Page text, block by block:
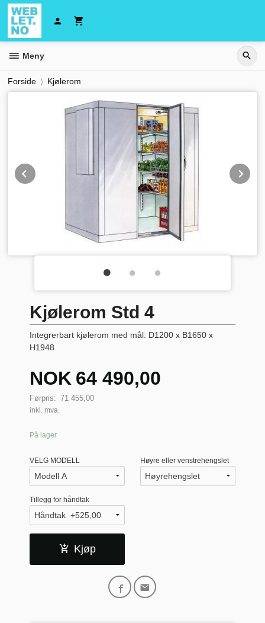
Gå
innholdet
Meny
Forside Kjølerom
Prev
Kjølerom Std 4
Integrerbart kjølerom med mål: D1200 x B1650 x
H1948
Tilbud
NOK 64 490,00
Førpris: 71 455,00
inkl. mva.
På lager
VELG MODELL Høyre eller venstrehengslet
Tillegg for håndtak
Kjøp